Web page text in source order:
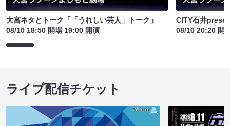
大宮ネタとトーク「「うれしい芸人」トーク」
08/10 18:50 開場 19:00 開演
CITY石井
08/10 20:20 開
ライブ配信チケット